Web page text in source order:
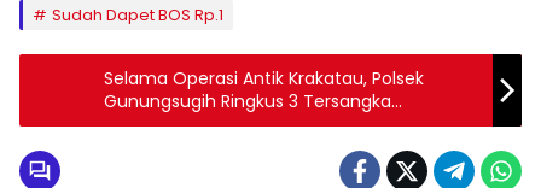
Sudah Dapet BOS Rp.1
Selama Operasi Antik Krakatau, Polsek
Gunungsugih Ringkus 3 Tersangka
Penyalahguna Narkoba